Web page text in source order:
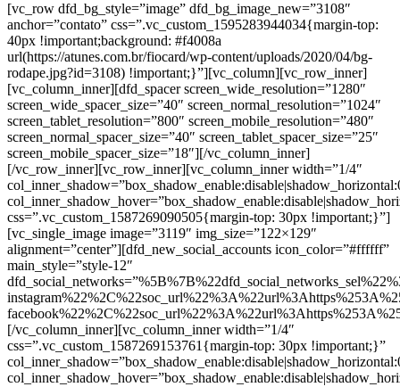
[vc_row dfd_bg_style=”image” dfd_bg_image_new=”3108″
anchor=”contato” css=”.vc_custom_1595283944034{margin-top:
40px !important;background: #f4008a
url(https://atunes.com.br/fiocard/wp-content/uploads/2020/04/bg-
rodape.jpg?id=3108) !important;}”][vc_column][vc_row_inner]
[vc_column_inner][dfd_spacer screen_wide_resolution=”1280″
screen_wide_spacer_size=”40″ screen_normal_resolution=”1024″
screen_tablet_resolution=”800″ screen_mobile_resolution=”480″
screen_normal_spacer_size=”40″ screen_tablet_spacer_size=”25″
screen_mobile_spacer_size=”18″][/vc_column_inner]
[/vc_row_inner][vc_row_inner][vc_column_inner width=”1/4″
css=”.vc_custom_1587269090505{margin-top: 30px !important;}”]
[vc_single_image image=”3119″ img_size=”122×129″
alignment=”center”][dfd_new_social_accounts icon_color=”#ffffff”
main_style=”style-12″
[/vc_column_inner][vc_column_inner width=”1/4″
css=”.vc_custom_1587269153761{margin-top: 30px !important;}”